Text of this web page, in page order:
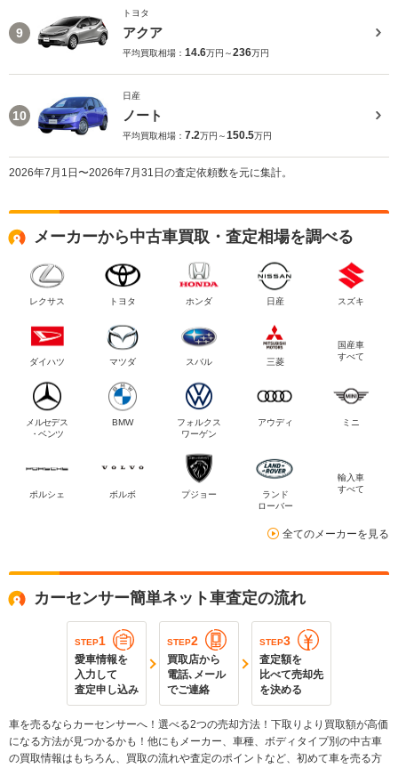
9
トヨタ
アクア
平均買取相場： 14.6万円～236万円
10
日産
ノート
平均買取相場： 7.2万円～150.5万円
2026年7月1日〜2026年7月31日の査定依頼数を元に集計。
メーカーから中古車買取・査定相場を調べる
レクサス トヨタ ホンダ 日産 スズキ
ダイハツ マツダ スバル 三菱
国産車
すべて
メルセデス
・ベンツ
BMW
フォルクス
ワーゲン
アウディ ミニ
ポルシェ ボルボ プジョー
ランド
ローバー
輸入車
すべて
全てのメーカーを見る
カーセンサー簡単ネット車査定の流れ
STEP1
愛車情報を
入力して
査定申し込み
STEP2
買取店から
電話､メール
でご連絡
STEP3
査定額を
比べて売却先
を決める
車を売るならカーセンサーへ！選べる2つの売却方法！下取りより買取額が高価
になる方法が見つかるかも！他にもメーカー、車種、ボディタイプ別の中古車
の買取情報はもちろん、買取の流れや査定のポイントなど、初めて車を売る方